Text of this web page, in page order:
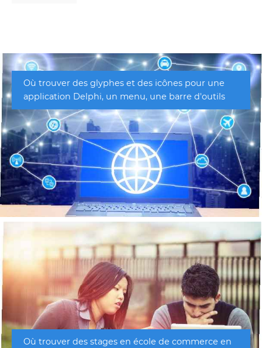
Où trouver des glyphes et des icônes pour une
application Delphi, un menu, une barre d'outils
Où trouver des stages en école de commerce en